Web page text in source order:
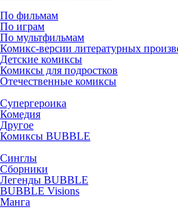
По фильмам
По играм
По мультфильмам
Комикс-версии литературных
Детские комиксы
Комиксы для подростков
Отечественные комиксы
Супергероика
Комедия
Другое
Комиксы BUBBLE
Синглы
Сборники
Легенды BUBBLE
BUBBLE Visions
Манга